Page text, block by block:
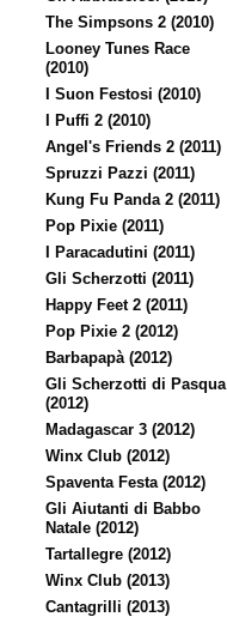
The Simpsons 2 (2010)
Looney Tunes Race
(2010)
I Suon Festosi (2010)
I Puffi 2 (2010)
Angel's Friends 2 (2011)
Spruzzi Pazzi (2011)
Kung Fu Panda 2 (2011)
Pop Pixie (2011)
I Paracadutini (2011)
Gli Scherzotti (2011)
Happy Feet 2 (2011)
Pop Pixie 2 (2012)
Barbapapà (2012)
Gli Scherzotti di Pasqua
(2012)
Madagascar 3 (2012)
Winx Club (2012)
Spaventa Festa (2012)
Gli Aiutanti di Babbo
Natale (2012)
Tartallegre (2012)
Winx Club (2013)
Cantagrilli (2013)